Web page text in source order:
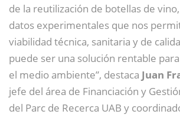
de la reutilización de botellas de
datos experimentales que nos
viabilidad técnica, sanitaria y de
puede ser una solución rentable
el medio ambiente”, destaca Juan
jefe del área de Financiación y
del Parc de Recerca UAB y